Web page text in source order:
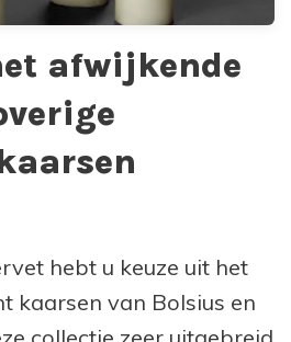
afwijkende
hebt u keuze uit het
kaarsen van Bolsius en